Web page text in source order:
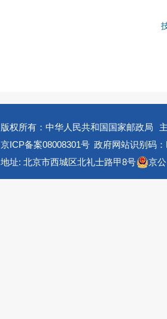
版权所有：中华人民共和国国家邮政局
京ICP备案08008301号 政府网站识别码
地址: 北京市西城区北礼士路甲8号
京